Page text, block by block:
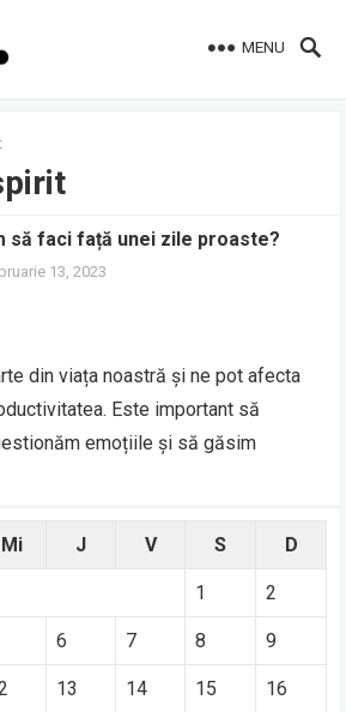
MENU
să faci față unei zile proaste?
13, 2023
din viața noastră și ne pot afecta
Este important să
emoțiile și să găsim
Mi J V S D
1 2
6 7 8 9
13 14 15 16